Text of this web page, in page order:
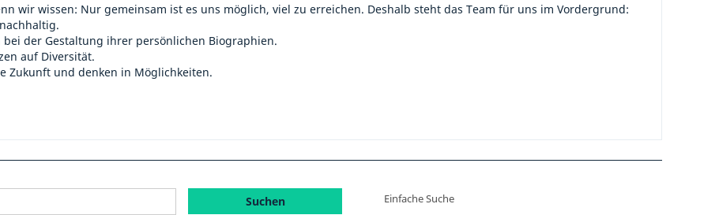
wir wissen: Nur gemeinsam ist es uns möglich, viel zu erreichen. Deshalb steht das Team für uns im Vordergrund:
der Gestaltung ihrer persönlichen Biographien.
auf Diversität.
Zukunft und denken in Möglichkeiten.
Suchen Einfache Suche